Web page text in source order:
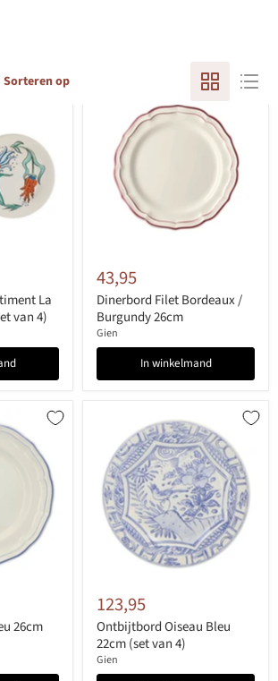
Sorteren op
La
van 4)
43,95
Dinerbord Filet Bordeaux /
Burgundy 26cm
Gien
In winkelmand
26cm
123,95
Ontbijtbord Oiseau Bleu
22cm (set van 4)
Gien